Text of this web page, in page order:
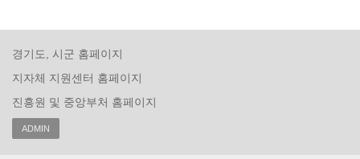
경기도, 시군 홈페이지
지자체 지원센터 홈페이지
진흥원 및 중앙부처 홈페이지
ADMIN